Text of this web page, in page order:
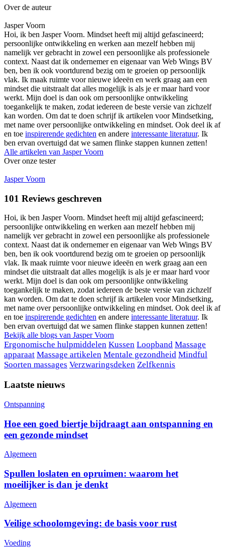
Over de auteur
Jasper Voorn
Hoi, ik ben Jasper Voorn. Mindset heeft mij altijd gefascineerd;
persoonlijke ontwikkeling en werken aan mezelf hebben mij
namelijk ver gebracht in zowel een persoonlijke als professionele
context. Naast dat ik ondernemer en eigenaar van Web Wings BV
ben, ben ik ook voortdurend bezig om te groeien op persoonlijk
vlak. Ik maak ruimte voor nieuwe ideeën en werk graag aan een
mindset die uitstraalt dat alles mogelijk is als je er maar hard voor
werkt. Mijn doel is dan ook om persoonlijke ontwikkeling
toegankelijk te maken, zodat iedereen de beste versie van zichzelf
kan worden. Om dat te doen schrijf ik artikelen voor Mindsetking,
met name over persoonlijke ontwikkeling en mindset. Ook deel ik af
en toe inspirerende gedichten en andere interessante literatuur. Ik
ben ervan overtuigd dat we samen flinke stappen kunnen zetten!
Alle artikelen van Jasper Voorn
Over onze tester
Jasper Voorn
101 Reviews geschreven
Hoi, ik ben Jasper Voorn. Mindset heeft mij altijd gefascineerd;
persoonlijke ontwikkeling en werken aan mezelf hebben mij
namelijk ver gebracht in zowel een persoonlijke als professionele
context. Naast dat ik ondernemer en eigenaar van Web Wings BV
ben, ben ik ook voortdurend bezig om te groeien op persoonlijk
vlak. Ik maak ruimte voor nieuwe ideeën en werk graag aan een
mindset die uitstraalt dat alles mogelijk is als je er maar hard voor
werkt. Mijn doel is dan ook om persoonlijke ontwikkeling
toegankelijk te maken, zodat iedereen de beste versie van zichzelf
kan worden. Om dat te doen schrijf ik artikelen voor Mindsetking,
met name over persoonlijke ontwikkeling en mindset. Ook deel ik af
en toe inspirerende gedichten en andere interessante literatuur. Ik
ben ervan overtuigd dat we samen flinke stappen kunnen zetten!
Bekijk alle blogs van Jasper Voorn
Ergonomische hulpmiddelen Kussen Loopband Massage
apparaat Massage artikelen Mentale gezondheid Mindful
Soorten massages Verzwaringsdeken Zelfkennis
Laatste nieuws
Ontspanning
Hoe een goed biertje bijdraagt aan ontspanning en
een gezonde mindset
Algemeen
Spullen loslaten en opruimen: waarom het
moeilijker is dan je denkt
Algemeen
Veilige schoolomgeving: de basis voor rust
Voeding